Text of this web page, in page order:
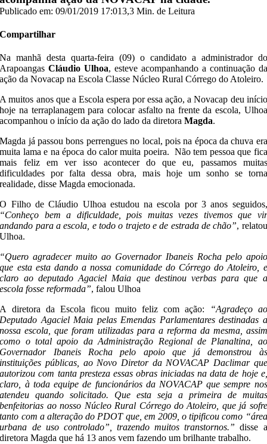
Publicado em: 09/01/2019 17:013,3 Min. de Leitura
Compartilhar
Na manhã desta quarta-feira (09) o candidato a administrador do
ArapoangasCláudio Ulhoa, esteve acompanhando a continuação da
ação da Novacap na Escola Classe Núcleo Rural Córrego do Atoleiro.
A muitos anos que a Escola espera por essa ação, a Novacap deu início
hoje na terraplanagem para colocar asfalto na frente da escola, Ulhoa
acompanhou o início da ação do lado da diretoraMagda.
Magda já passou bons perrengues no local, pois na época da chuva era
muita lama e na época do calor muita poeira. Não tem pessoa que fica
mais feliz em ver isso acontecer do que eu, passamos muitas
dificuldades por falta dessa obra, mais hoje um sonho se torna
realidade, disse Magda emocionada.
O Filho de Cláudio Ulhoa estudou na escola por 3 anos seguidos,
“Conheço bem a dificuldade, pois muitas vezes tivemos que vir
andando para a escola, e todo o trajeto e de estrada de chão”, relatou
Ulhoa.
“Quero agradecer muito ao Governador Ibaneis Rocha pelo apoio
que esta esta dando a nossa comunidade do Córrego do Atoleiro, e
claro ao deputado Agaciel Maia que destinou verbas para que a
escola fosse reformada”, falou Ulhoa
A diretora da Escola ficou muito feliz com ação:
“Agradeço ao
Deputado Agaciel Maia pelas Emendas Parlamentares destinadas a
nossa escola, que foram utilizadas para a reforma da mesma, assim
como o total apoio da Administração Regional de Planaltina, ao
Governador Ibaneis Rocha pelo apoio que já demonstrou às
instituições públicas, ao Novo Diretor da NOVACAP Daclimar que
autorizou com tanta presteza essas obras iniciadas na data de hoje e,
claro, à toda equipe de funcionários da NOVACAP que sempre nos
atendeu quando solicitado. Que esta seja a primeira de muitas
benfeitorias ao nosso Núcleo Rural Córrego do Atoleiro, que já sofre
tanto com a alteração do PDOT que, em 2009, o tipificou como “área
urbana de uso controlado”, trazendo muitos transtornos.” disse a
diretora Magda que há 13 anos vem fazendo um brilhante trabalho.